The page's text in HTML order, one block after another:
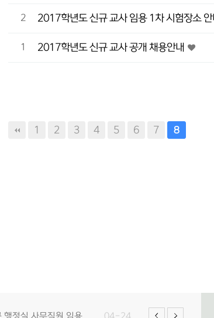
2 2017학년도 신규 교사 임용 1차 시험장소 안
1 2017학년도 신규 교사 공개 채용안내
1 2 3 4 5 6 7 8
정실 사무직원 임용 04-24